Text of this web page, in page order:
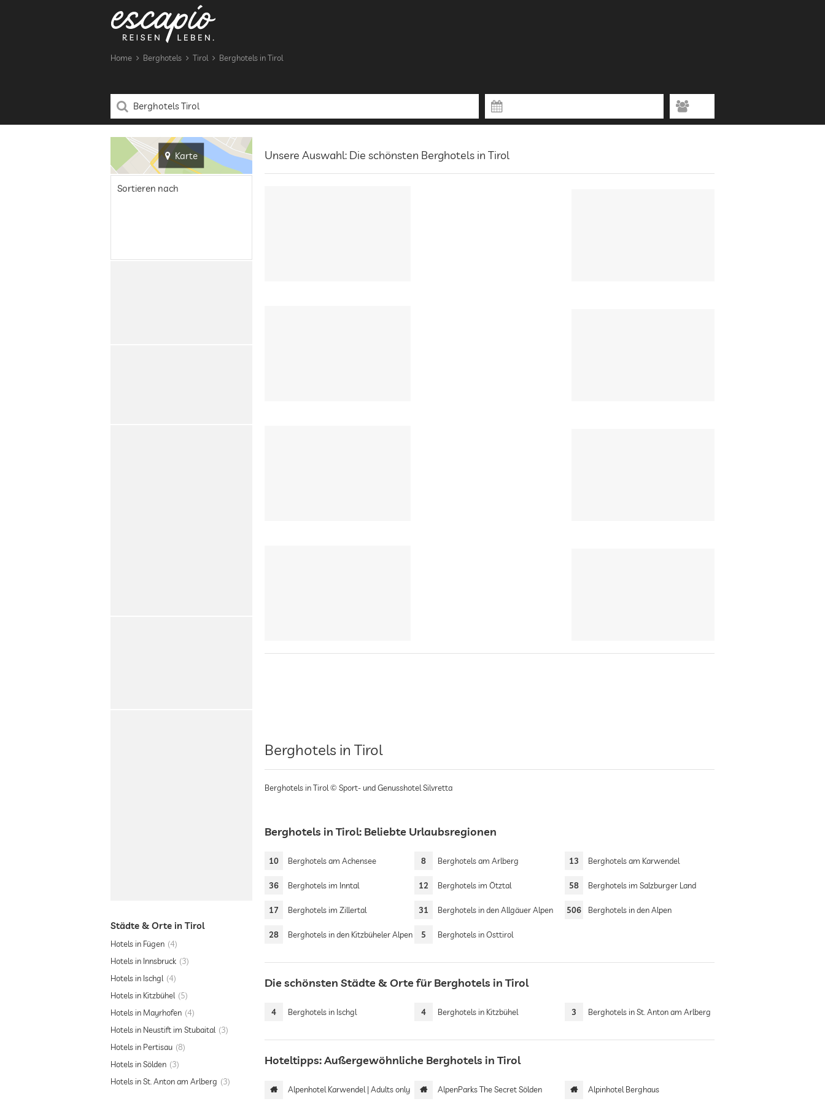
Home Berghotels Tirol Berghotels in Tirol
Karte Unsere Auswahl: Die schönsten Berghotels in Tirol
Sortieren nach
Städte & Orte in Tirol
Hotels in Fügen 4
Hotels in Innsbruck
3
Hotels in Ischgl
4
Hotels in Kitzbühel
5
Hotels in Mayrhofen 4
Hotels in Neustift im Stubaital
3
Hotels in Pertisau
8
Hotels in Sölden
3
Hotels in St. Anton am Arlberg
3
Berghotels in Tirol
Berghotels in Tirol © Sport- und Genusshotel Silvretta
Berghotels in Tirol: Beliebte Urlaubsregionen
10 Berghotels am Achensee 8 Berghotels am Arlberg 13 Berghotels am Karwendel
36 Berghotels im Inntal 12 Berghotels im Ötztal 58 Berghotels im Salzburger Land
17 Berghotels im Zillertal 31 Berghotels in den Allgäuer Alpen 506 Berghotels in den Alpen
28 Berghotels in den Kitzbüheler Alpen 5 Berghotels in Osttirol
Die schönsten Städte & Orte für Berghotels in Tirol
4 Berghotels in Ischgl 4 Berghotels in Kitzbühel 3 Berghotels in St. Anton am Arlberg
Hoteltipps: Außergewöhnliche Berghotels in Tirol
Alpenhotel Karwendel | Adults only AlpenParks The Secret Sölden Alpinhotel Berghaus